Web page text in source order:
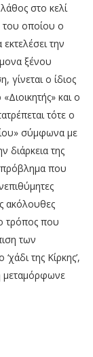
στο κελί
του οποίου ο
την
ξένου
γίνεται ο ίδιος
και ο
τότε ο
σύμφωνα με
διάρκεια της
πρόβλημα που
ακόλουθες
τρόπος που
των
της Κίρκης’,
μεταμόρφωνε